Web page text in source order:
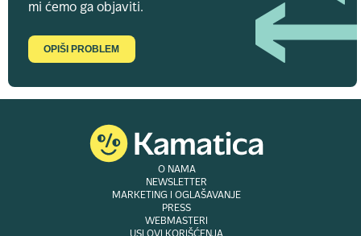
mi ćemo ga objaviti.
OPIŠI PROBLEM
O NAMA
NEWSLETTER
MARKETING I OGLAŠAVANJE
PRESS
WEBMASTERI